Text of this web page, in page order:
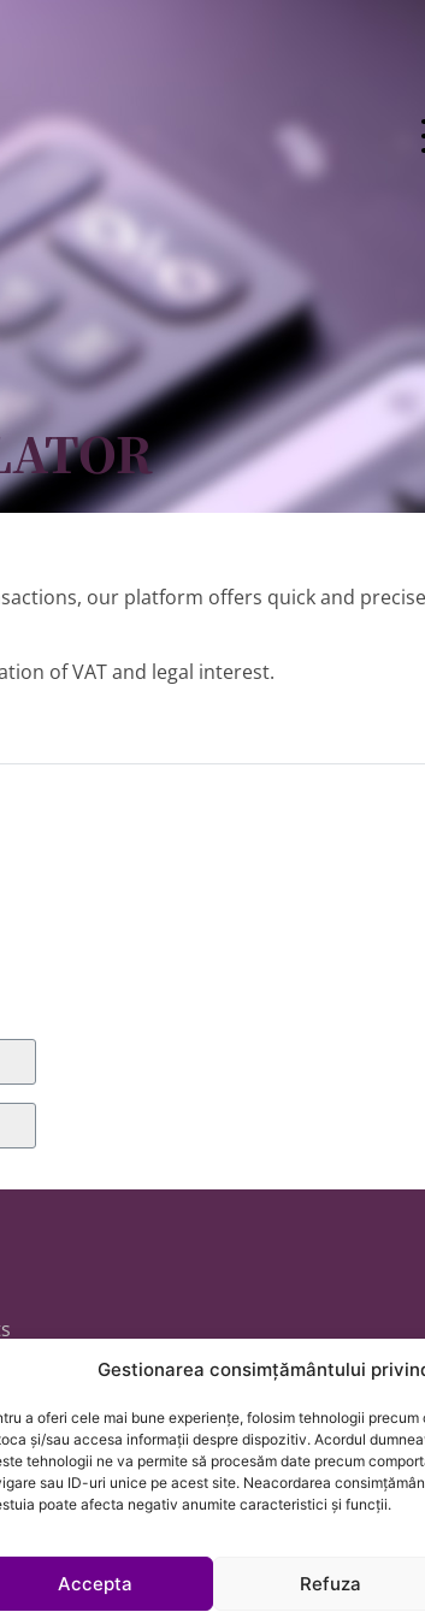
Gestionarea consimțământului
a oferi cele mai bune experiențe, folosim tehnologii
și/sau accesa informații despre dispozitiv. Acordul
tehnologii ne va permite să procesăm date precum
sau ID-uri unice pe acest site. Neacordarea
poate afecta negativ anumite caracteristici și funcții.
Accepta Refuza
our platform offers quick and precise
of VAT and legal interest.